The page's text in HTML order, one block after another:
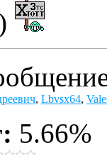
, Lbvsx64,
5.66%